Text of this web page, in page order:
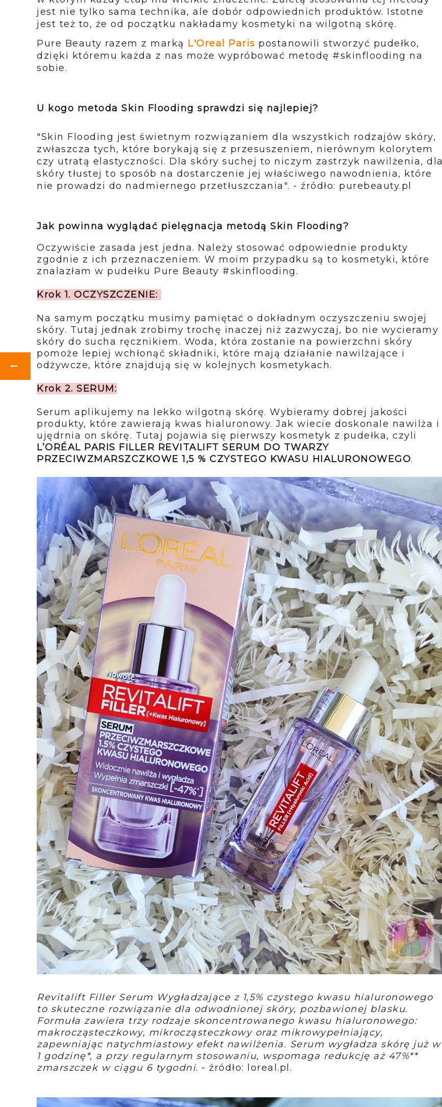
jest nie tylko sama technika, ale dobór odpowiednich produktów. Istotne
jest też to, że od początku nakładamy kosmetyki na wilgotną skórę.
Pure Beauty razem z marką L'Oreal Paris postanowili stworzyć pudełko,
dzięki któremu każda z nas może wypróbować metodę #skinflooding na
sobie.
U kogo metoda Skin Flooding sprawdzi się najlepiej?
"Skin Flooding jest świetnym rozwiązaniem dla wszystkich rodzajów skóry,
zwłaszcza tych, które borykają się z przesuszeniem, nierównym kolorytem
czy utratą elastyczności. Dla skóry suchej to niczym zastrzyk nawilżenia, dla
skóry tłustej to sposób na dostarczenie jej właściwego nawodnienia, które
nie prowadzi do nadmiernego przetłuszczania". - źródło: purebeauty.pl
Jak powinna wyglądać pielęgnacja metodą Skin Flooding?
Oczywiście zasada jest jedna. Należy stosować odpowiednie produkty
zgodnie z ich przeznaczeniem. W moim przypadku są to kosmetyki, które
znalazłam w pudełku Pure Beauty #skinflooding.
Krok 1. OCZYSZCZENIE:
Na samym początku musimy pamiętać o dokładnym oczyszczeniu swojej
skóry. Tutaj jednak zrobimy trochę inaczej niż zazwyczaj, bo nie wycieramy
skóry do sucha ręcznikiem. Woda, która zostanie na powierzchni skóry
pomoże lepiej wchłonąć składniki, które mają działanie nawilżające i
odżywcze, które znajdują się w kolejnych kosmetykach.
Krok 2. SERUM:
Serum aplikujemy na lekko wilgotną skórę. Wybieramy dobrej jakości
produkty, które zawierają kwas hialuronowy. Jak wiecie doskonale nawilża i
ujędrnia on skórę. Tutaj pojawia się pierwszy kosmetyk z pudełka, czyli
L’ORÉAL PARIS FILLER REVITALIFT SERUM DO TWARZY
PRZECIWZMARSZCZKOWE 1,5 % CZYSTEGO KWASU HIALURONOWEGO.
Revitalift Filler Serum Wygładzające z 1,5% czystego kwasu hialuronowego
to skuteczne rozwiązanie dla odwodnionej skóry, pozbawionej blasku.
Formuła zawiera trzy rodzaje skoncentrowanego kwasu hialuronowego:
makrocząsteczkowy, mikrocząsteczkowy oraz mikrowypełniający,
zapewniając natychmiastowy efekt nawilżenia. Serum wygładza skórę już w
1 godzinę*, a przy regularnym stosowaniu, wspomaga redukcję aż 47%**
zmarszczek w ciągu 6 tygodni. - źródło: loreal.pl.